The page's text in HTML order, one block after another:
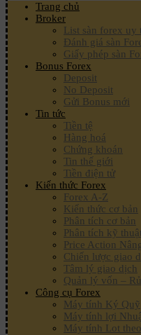
Trang chủ
Broker
List sàn forex uy
Đánh giá sàn
Giấy phép sàn
Bonus Forex
Deposit
No Deposit
Gửi Bonus mới
Tin tức
Tiền tệ
Hàng hoá
Chứng khoán
Tin thế giới
Tiền điện tử
Kiến thức Forex
Forex A-Z
Kiến thức cơ bản
Phân tích cơ bản
Phân tích kỹ thuật
Price Action
Chiến lược giao
Tâm lý giao dịch
Quản lý vốn –
Công cụ Forex
Máy tính Ký Quỹ
Máy tính lợi
Máy tính Lot